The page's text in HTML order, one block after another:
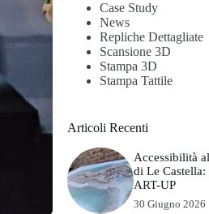
Case Study
News
Repliche Dettagliate
Scansione 3D
Stampa 3D
Stampa Tattile
Articoli Recenti
Accessibilità
di Le
ART-UP
30 Giugno 2026